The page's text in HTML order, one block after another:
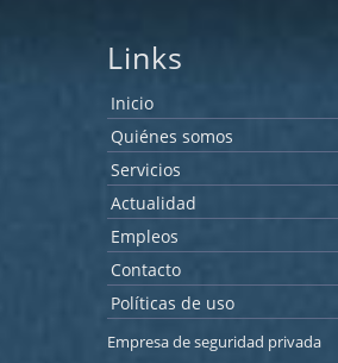
Links
Inicio
Quiénes somos
Servicios
Actualidad
Empleos
Contacto
Políticas de uso
Empresa de seguridad privada